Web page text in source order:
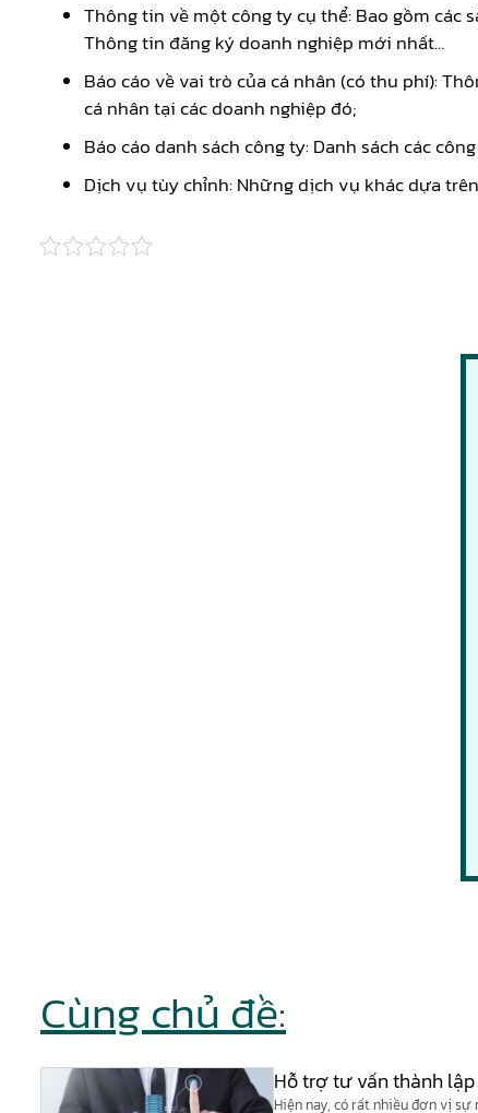
Thông tin về một công ty cụ thể: Bao gồm các
Thông tin đăng ký doanh nghiệp mới nhất…
Báo cáo về vai trò của cá nhân (có thu phí):
cá nhân tại các doanh nghiệp đó;
Báo cáo danh sách công ty: Danh sách các
Dịch vụ tùy chỉnh: Những dịch vụ khác dựa
Cùng chủ đề:
Hỗ trợ tư vấn thành
Hiện nay, có rất nhiều đơn vị